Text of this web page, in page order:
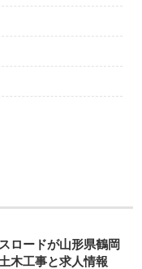
ロードが山形県鶴岡
木工事と求人情報